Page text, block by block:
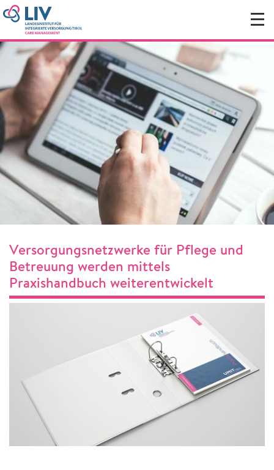
Versorgungsnetzwerke für Pflege und
Betreuung werden mittels
Praxishandbuch weiterentwickelt